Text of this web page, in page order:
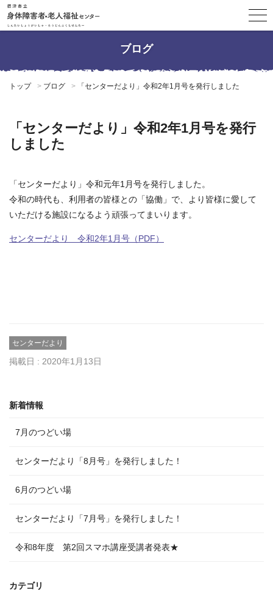
ブログ
トップ ブログ 「センターだより」令和2年1月号を発行しました
「センターだより」令和2年1月号を発行
しました
「センターだより」令和元年1月号を発行しました。
令和の時代も、利用者の皆様との「協働」で、より皆様に愛して
いただける施設になるよう頑張ってまいります。
センターだより 令和2年1月号（PDF）
センターだより
掲載日 : 2020年1月13日
新着情報
7月のつどい場
センターだより「8月号」を発行しました！
6月のつどい場
センターだより「7月号」を発行しました！
令和8年度 第2回スマホ講座受講者発表★
カテゴリ